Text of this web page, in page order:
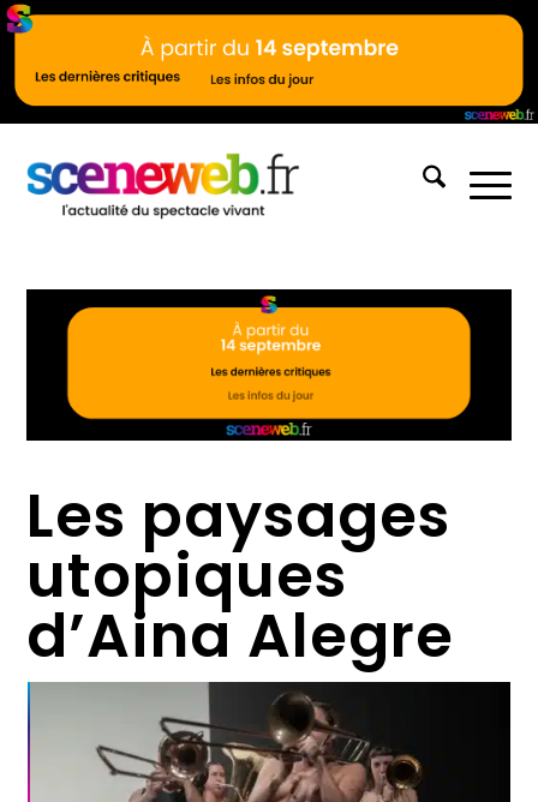
Les paysages
utopiques
d’Aina Alegre